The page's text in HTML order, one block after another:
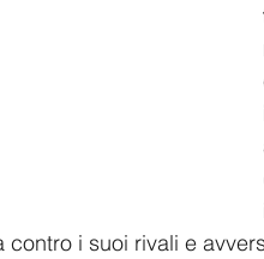
i suoi rivali e